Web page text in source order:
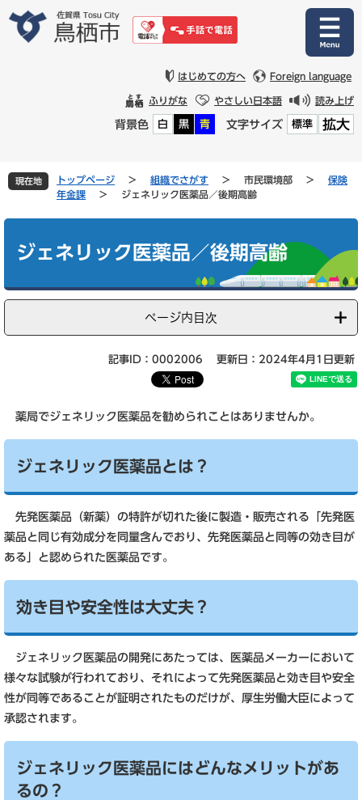
文
はじめての方へ Foreign language
ふりがな やさしい日本語 読み上げ
背景色 白 黒 青 文字サイズ 標準 拡大
現在地 トップページ > 組織でさがす > 市民環境部 >
保険
年金課
> ジェネリック医薬品／後期高齢
ジェネリック医薬品／後期高齢
ページ内目次
記事ID：0002006 更新日：2024年4月1日更新
薬局でジェネリック医薬品を勧められことはありませんか。
ジェネリック医薬品とは？
先発医薬品（新薬）の特許が切れた後に製造・販売される「先発医
薬品と同じ有効成分を同量含んでおり、先発医薬品と同等の効き目が
ある」と認められた医薬品です。
効き目や安全性は大丈夫？
ジェネリック医薬品の開発にあたっては、医薬品メーカーにおいて
様々な試験が行われており、それによって先発医薬品と効き目や安全
性が同等であることが証明されたものだけが、厚生労働大臣によって
承認されます。
ジェネリック医薬品にはどんなメリットがあ
るの？